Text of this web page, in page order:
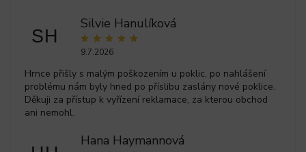
SH
Silvie Hanulíková
9.7.2026
Hrnce přišly s malým poškozením u poklic, po nahlášení
problému nám byly hned po příslibu zaslány nové poklice.
Děkuji za přístup k vyřízení reklamace, za kterou obchod
ani nemohl.
Hana Haymannová